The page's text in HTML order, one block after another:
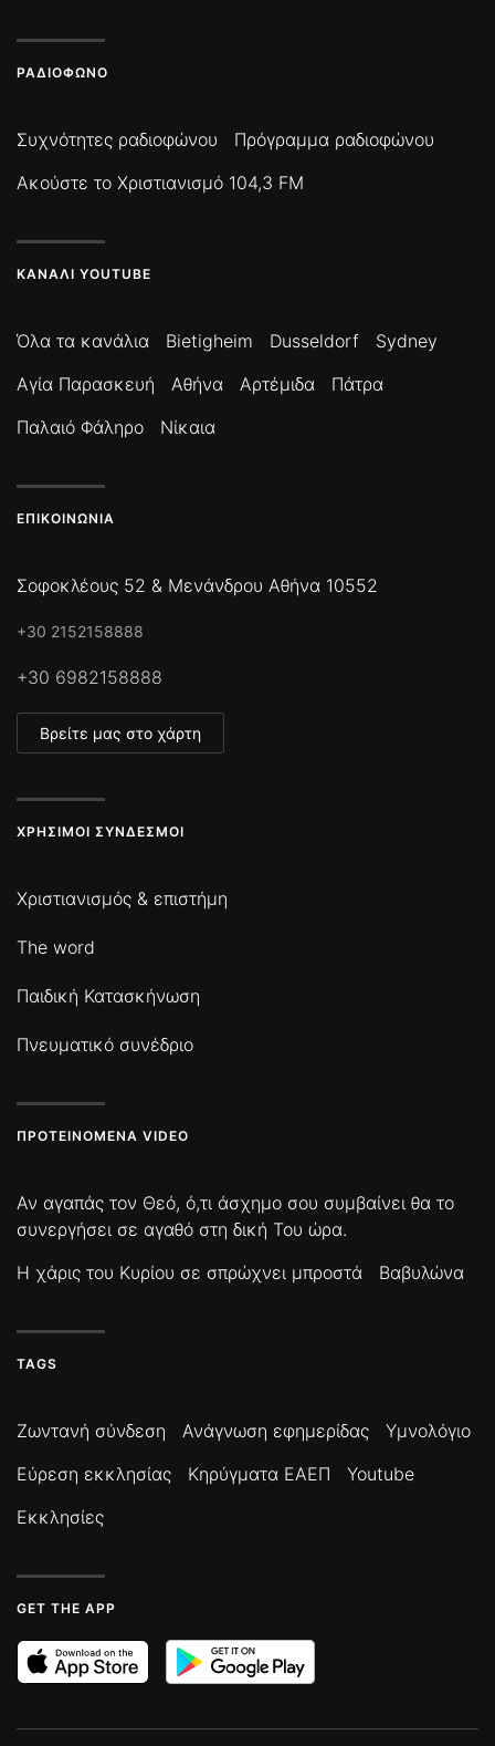
ΡΑΔΙΌΦΩΝΟ
Συχνότητες ραδιοφώνου
Πρόγραμμα ραδιοφώνου
Ακούστε το Χριστιανισμό 104,3 FM
ΚΑΝΆΛΙ YOUTUBE
Όλα τα κανάλια Bietigheim Dusseldorf
Sydney
Αγία Παρασκευή
Αθήνα Αρτέμιδα
Πάτρα
Παλαιό Φάληρο
Νίκαια
ΕΠΙΚΟΙΝΩΝΊΑ
Σοφοκλέους 52 & Μενάνδρου Αθήνα 10552
+30 2152158888
+30 6982158888
Βρείτε μας στο χάρτη
ΧΡΉΣΙΜΟΙ ΣΎΝΔΕΣΜΟΙ
Χριστιανισμός & επιστήμη
The word
Παιδική Κατασκήνωση
Πνευματικό συνέδριο
ΠΡΟΤΕΙΝΌΜΕΝΑ VIDEO
Αν αγαπάς τον Θεό, ό,τι άσχημο σου συμβαίνει θα το
συνεργήσει σε αγαθό στη δική Του ώρα.
Η χάρις του Κυρίου σε σπρώχνει μπροστά
Βαβυλώνα
TAGS
Ζωντανή σύνδεση Ανάγνωση εφημερίδας
Υμνολόγιο
Εύρεση εκκλησίας
Κηρύγματα ΕΑΕΠ
Youtube
Εκκλησίες
GET THE APP